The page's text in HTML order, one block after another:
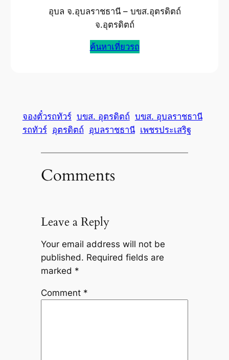
อุบล จ.อุบลราชธานี – บขส.อุตรดิตถ์
จ.อุตรดิตถ์
ค้นหาเที่ยวรถ
จองตั๋วรถทัวร์ บขส. อุตรดิตถ์ บขส. อุบลราชธานี
รถทัวร์ อุตรดิตถ์ อุบลราชธานี เพชรประเสริฐ
Comments
Leave a Reply
Your email address will not be
published. Required fields are
marked *
Comment *